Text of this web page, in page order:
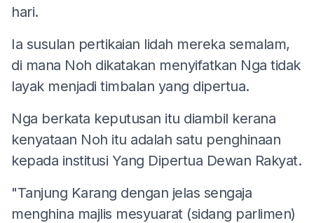
hari.
Ia susulan pertikaian lidah mereka semalam,
di mana Noh dikatakan menyifatkan Nga tidak
layak menjadi timbalan yang dipertua.
Nga berkata keputusan itu diambil kerana
kenyataan Noh itu adalah satu penghinaan
kepada institusi Yang Dipertua Dewan Rakyat.
"Tanjung Karang dengan jelas sengaja
menghina majlis mesyuarat (sidang parlimen)